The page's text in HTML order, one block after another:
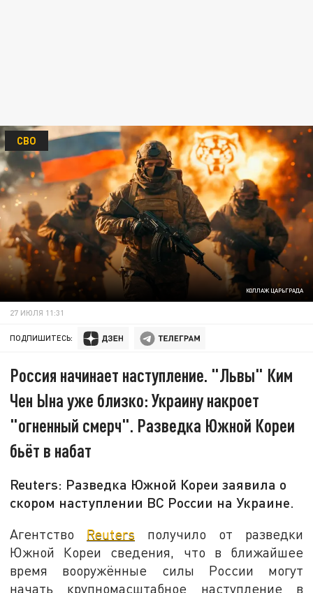
КОЛЛАЖ ЦАРЬГРАДА
СВО
27 ИЮЛЯ 11:31
ПОДПИШИТЕСЬ:
Россия начинает наступление. "Львы" Ким
Чен Ына уже близко: Украину накроет
"огненный смерч". Разведка Южной Кореи
бьёт в набат
Reuters: Разведка Южной Кореи заявила о
скором наступлении ВС России на Украине.
Агентство Reuters получило от разведки
Южной Кореи сведения, что в ближайшее
время вооружённые силы России могут
начать крупномасштабное наступление в